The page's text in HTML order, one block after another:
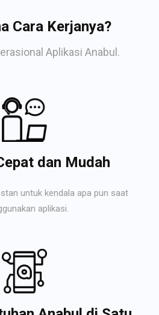
Cara Kerjanya?
Aplikasi Anabul.
dan Mudah
untuk kendala apa pun saat
aplikasi.